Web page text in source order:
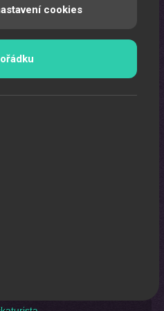
show
exkluzivní laser show.
cookies